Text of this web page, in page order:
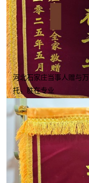
河北石家庄当事人赠与
托，胜在专业